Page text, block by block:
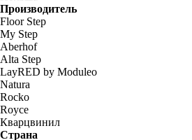
Производитель
Floor Step
My Step
Aberhof
Alta Step
LayRED by Moduleo
Natura
Rocko
Royce
Кварцвинил
Страна